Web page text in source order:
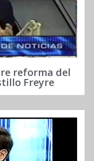
reforma del
Freyre